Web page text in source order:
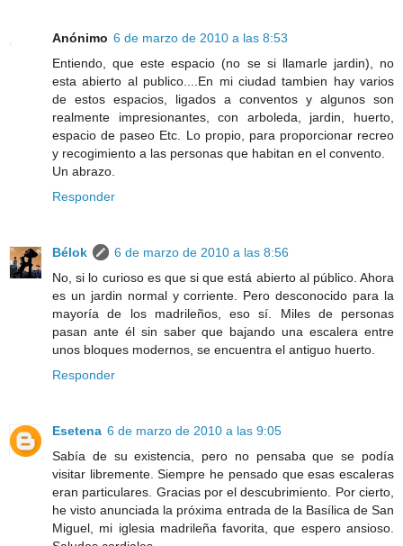
Anónimo 6 de marzo de 2010 a las 8:53
Entiendo, que este espacio (no se si llamarle jardin), no
esta abierto al publico....En mi ciudad tambien hay varios
de estos espacios, ligados a conventos y algunos son
realmente impresionantes, con arboleda, jardin, huerto,
espacio de paseo Etc. Lo propio, para proporcionar recreo
y recogimiento a las personas que habitan en el convento.
Un abrazo.
Responder
Bélok
6 de marzo de 2010 a las 8:56
No, si lo curioso es que si que está abierto al público. Ahora
es un jardin normal y corriente. Pero desconocido para la
mayoría de los madrileños, eso sí. Miles de personas
pasan ante él sin saber que bajando una escalera entre
unos bloques modernos, se encuentra el antiguo huerto.
Responder
Esetena 6 de marzo de 2010 a las 9:05
Sabía de su existencia, pero no pensaba que se podía
visitar libremente. Siempre he pensado que esas escaleras
eran particulares. Gracias por el descubrimiento. Por cierto,
he visto anunciada la próxima entrada de la Basílica de San
Miguel, mi iglesia madrileña favorita, que espero ansioso.